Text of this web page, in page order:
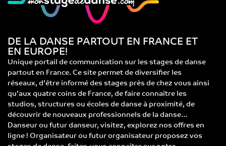
DE LA DANSE PARTOUT EN FRANCE ET
EN EUROPE!
Unique portail de communication sur les stages de danse
partout en France. Ce site permet de diversifier les
réseaux, d’être informé des stages près de chez vous ainsi
qu’aux quatre coins de France, de faire connaître les
studios, structures ou écoles de danse à proximité, de
découvrir de nouveaux professionnels de la danse…
Danseur ou futur danseur, visitez, explorez nos offres en
ligne ! Organisateur ou futur organisateur proposez vos